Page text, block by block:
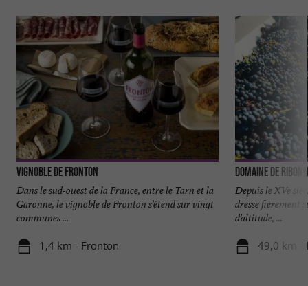
Vignoble de Fronton
Dans le sud-ouest de la France, entre le Tarn et la
Garonne, le vignoble de Fronton s’étend sur vingt
communes ...
1,4 km - Fronton
Domaine de
Depuis le XVe
dresse fièrement
d’altitude, ...
49,0 km -